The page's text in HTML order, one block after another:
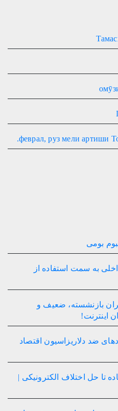
بومی
به سمت استفاده از
بازنشسته، ضعیف و
اینترنت!
ضد دلاریزاسیون اقتصاد
تا حل اختلاف الکترونیکی |